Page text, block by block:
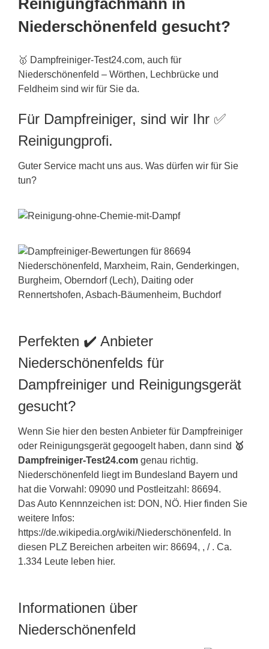
Reinigungfachmann in
Niederschönenfeld gesucht?
🥇 Dampfreiniger-Test24.com, auch für
Niederschönenfeld – Wörthen, Lechbrücke und
Feldheim sind wir für Sie da.
Für Dampfreiniger, sind wir Ihr ✅
Reinigungprofi.
Guter Service macht uns aus. Was dürfen wir für Sie
tun?
Perfekten ✔️ Anbieter
Niederschönenfelds für
Dampfreiniger und Reinigungsgerät
gesucht?
Wenn Sie hier den besten Anbieter für Dampfreiniger
oder Reinigungsgerät gegoogelt haben, dann sind 🥇
Dampfreiniger-Test24.com genau richtig.
Niederschönenfeld liegt im Bundesland Bayern und
hat die Vorwahl: 09090 und Postleitzahl: 86694.
Das Auto Kennnzeichen ist: DON, NÖ. Hier finden Sie
weitere Infos:
https://de.wikipedia.org/wiki/Niederschönenfeld. In
diesen PLZ Bereichen arbeiten wir: 86694, , / . Ca.
1.334 Leute leben hier.
Informationen über
Niederschönenfeld